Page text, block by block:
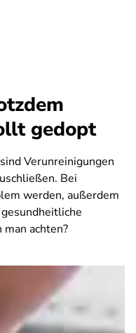
gedopt
Verunreinigungen
Bei
werden, außerdem
achten?